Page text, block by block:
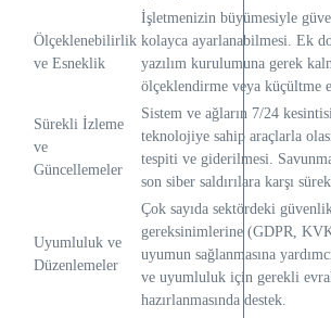
Ölçeklenebilirlik
ve Esneklik
İşletmenizin büyümesiyle
kolayca ayarlanabilmesi. Ek
yazılım kurulumuna gerek
ölçeklendirme veya küçültme
Sürekli İzleme
ve
Güncellemeler
Sistem ve ağların 7/24
teknolojiye sahip araçlarla
tespiti ve giderilmesi.
son siber saldırılara karşı
Uyumluluk ve
Düzenlemeler
Çok sayıda sektördeki
gereksinimlerine (GDPR,
uyumun sağlanmasına
ve uyumluluk için gerekli
hazırlanmasında destek.